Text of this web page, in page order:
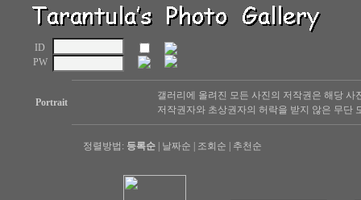
ID
PW
Portrait
갤러리에 올려진 모든 사진의 저작권은 해당
저작권자와 초상권자의 허락을 받지 않은 무단
정렬방법: 등록순 날짜순 조회순 추천순